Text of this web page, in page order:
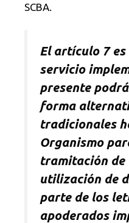
SCBA.
El artículo 7
servicio
presente
forma
tradicionales
Organismo
tramitación de
utilización de
parte de los
apoderados